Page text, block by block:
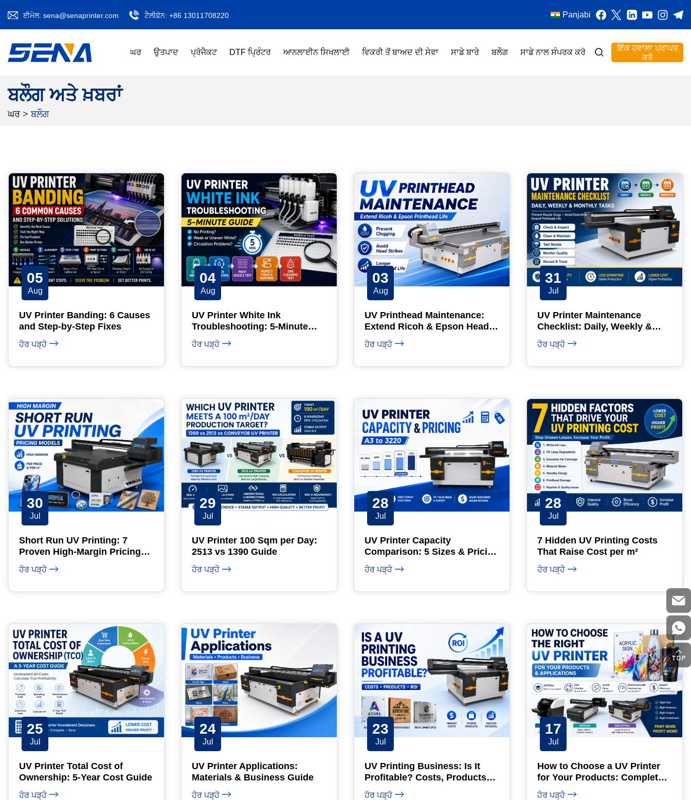
ਈਮੇਲ: sena@senaprinter.com ਟੈਲੀਫ਼ੋਨ: +86 13011708220 Panjabi
ਘਰ ਉਤਪਾਦ ਪ੍ਰੋਜੈਕਟ DTF ਪ੍ਰਿੰਟਰ ਆਨਲਾਈਨ ਸਿਖਲਾਈ ਵਿਕਰੀ ਤੋਂ ਬਾਅਦ ਦੀ ਸੇਵਾ ਸਾਡੇ ਬਾਰੇ ਬਲੌਗ ਸਾਡੇ ਨਾਲ ਸੰਪਰਕ ਕਰੋ
ਇੱਕ ਹਵਾਲਾ ਪ੍ਰਾਪਤ
ਕਰੋ
ਬਲੌਗ ਅਤੇ ਖ਼ਬਰਾਂ
ਘਰ > ਬਲੌਗ
05
Aug
UV Printer Banding: 6 Causes
and Step-by-Step Fixes
ਹੋਰ ਪੜ੍ਹੋ
04
Aug
UV Printer White Ink
Troubleshooting: 5-Minute
Guide
ਹੋਰ ਪੜ੍ਹੋ
03
Aug
UV Printhead Maintenance:
Extend Ricoh & Epson Head
Life
ਹੋਰ ਪੜ੍ਹੋ
31
Jul
UV Printer Maintenance
Checklist: Daily, Weekly &
Monthly
ਹੋਰ ਪੜ੍ਹੋ
30
Jul
Short Run UV Printing: 7
Proven High-Margin Pricing
Models
ਹੋਰ ਪੜ੍ਹੋ
29
Jul
UV Printer 100 Sqm per Day:
2513 vs 1390 Guide
ਹੋਰ ਪੜ੍ਹੋ
28
Jul
UV Printer Capacity
Comparison: 5 Sizes & Pricing
Guide
ਹੋਰ ਪੜ੍ਹੋ
28
Jul
7 Hidden UV Printing Costs
That Raise Cost per m²
ਹੋਰ ਪੜ੍ਹੋ
25
Jul
UV Printer Total Cost of
Ownership: 5-Year Cost Guide
ਹੋਰ ਪੜ੍ਹੋ
24
Jul
UV Printer Applications:
Materials & Business Guide
ਹੋਰ ਪੜ੍ਹੋ
23
Jul
UV Printing Business: Is It
Profitable? Costs, Products
and ROI
ਹੋਰ ਪੜ੍ਹੋ
17
Jul
How to Choose a UV Printer
for Your Products: Complete
Guide
ਹੋਰ ਪੜ੍ਹੋ